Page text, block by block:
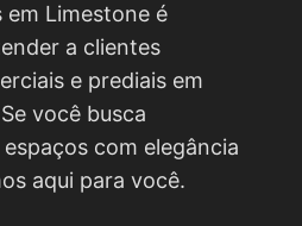
em Limestone é
a clientes
e prediais em
você busca
com elegância
aqui para você.